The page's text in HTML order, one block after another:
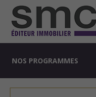
NOS PROGRAMMES